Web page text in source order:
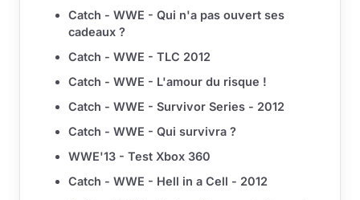
Catch - WWE - Qui n'a pas ouvert ses
cadeaux ?
Catch - WWE - TLC 2012
Catch - WWE - L'amour du risque !
Catch - WWE - Survivor Series - 2012
Catch - WWE - Qui survivra ?
WWE'13 - Test Xbox 360
Catch - WWE - Hell in a Cell - 2012